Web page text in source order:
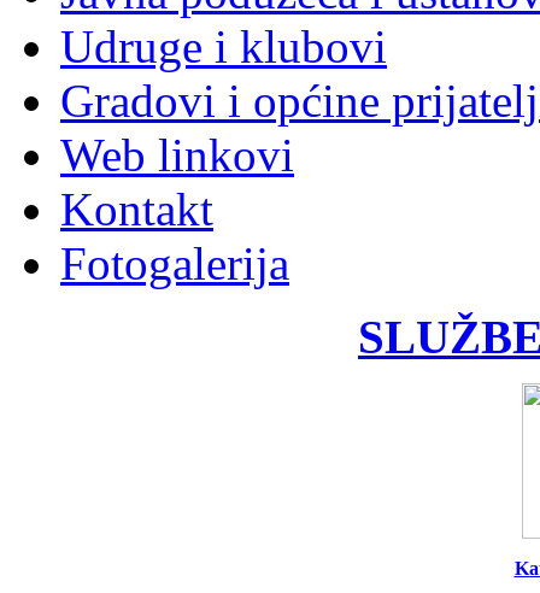
Udruge i klubovi
Gradovi i općine
Web linkovi
Kontakt
Fotogalerija